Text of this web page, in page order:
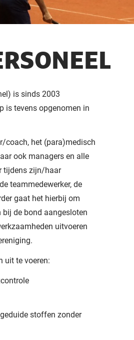
is sinds 2003
is tevens opgenomen in
coach, het (para)medisch
ook managers en alle
tijdens zijn/haar
teammedewerker, de
gaat het hierbij om
bij de bond aangesloten
uitvoeren
uit te voeren:
stoffen zonder